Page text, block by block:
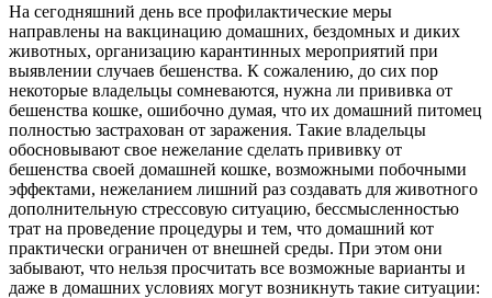
На сегодняшний день все профилактические меры
направлены на вакцинацию домашних, бездомных и диких
животных, организацию карантинных мероприятий при
выявлении случаев бешенства. К сожалению, до сих пор
некоторые владельцы сомневаются, нужна ли прививка от
бешенства кошке, ошибочно думая, что их домашний питомец
полностью застрахован от заражения. Такие владельцы
обосновывают свое нежелание сделать прививку от
бешенства своей домашней кошке, возможными побочными
эффектами, нежеланием лишний раз создавать для животного
дополнительную стрессовую ситуацию, бессмысленностью
трат на проведение процедуры и тем, что домашний кот
практически ограничен от внешней среды. При этом они
забывают, что нельзя просчитать все возможные варианты и
даже в домашних условиях могут возникнуть такие ситуации: